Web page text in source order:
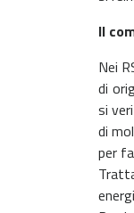
Il
Nei
di
si
di
per